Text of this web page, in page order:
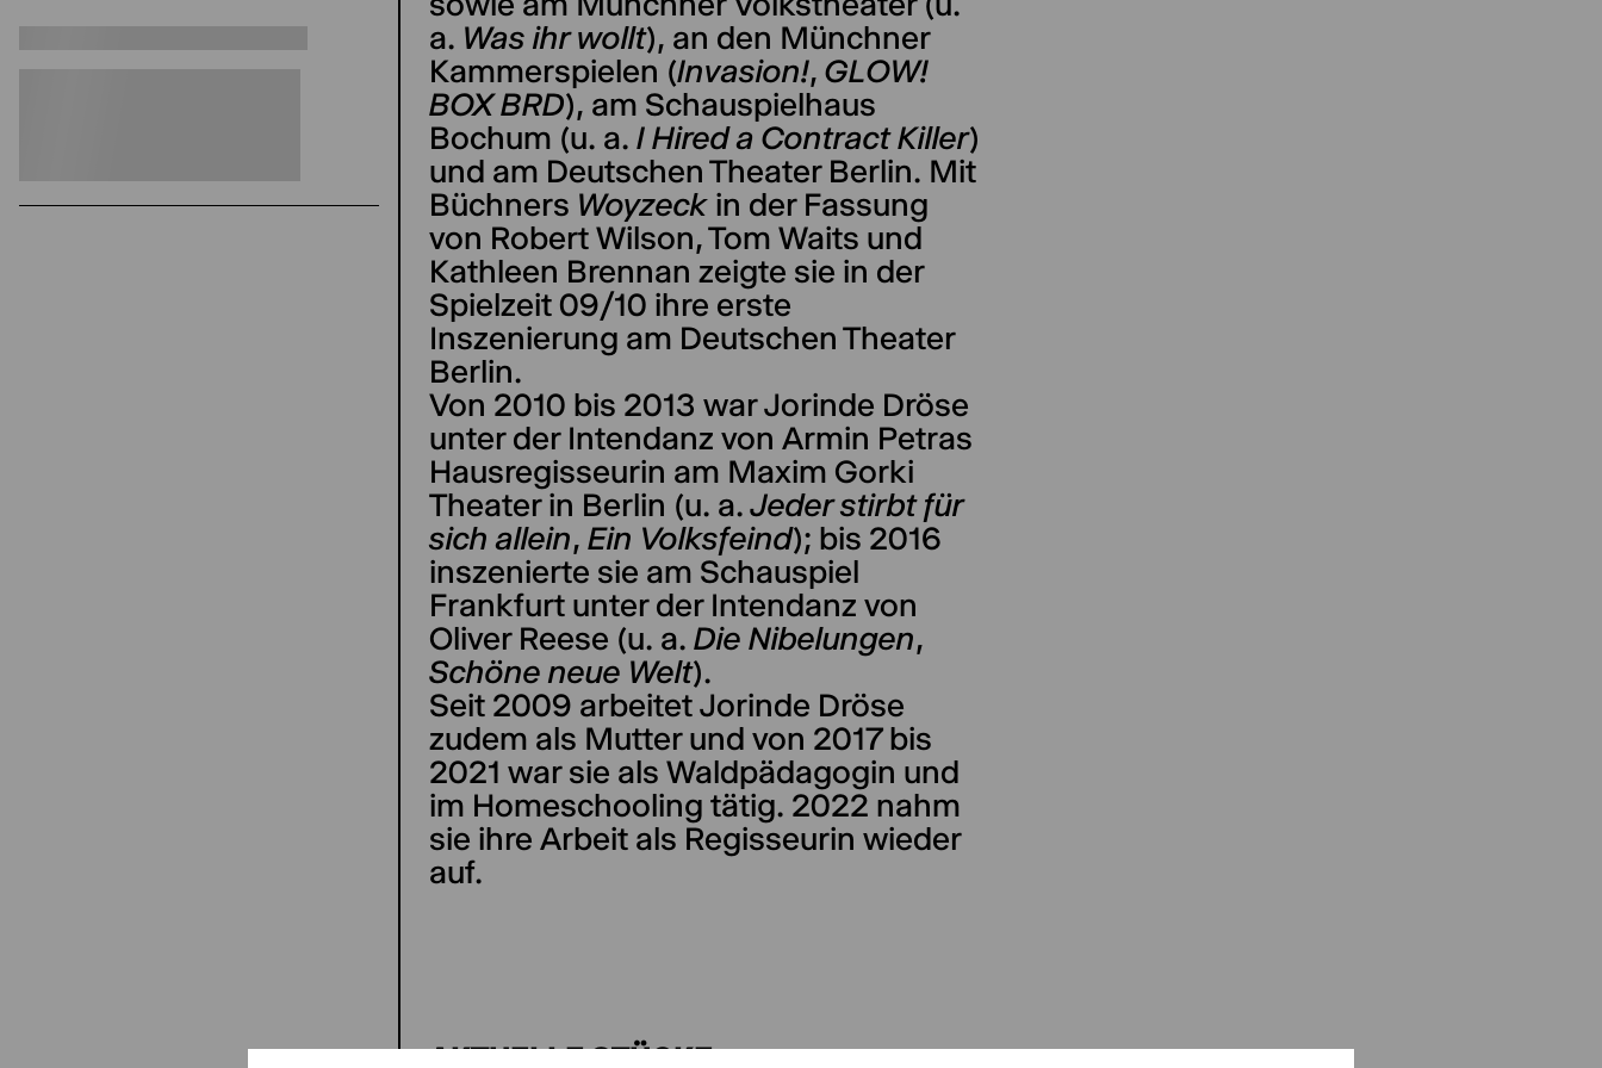
a. Was ihr wollt), an den Münchner
Kammerspielen (Invasion!, GLOW!
BOX BRD), am Schauspielhaus
Bochum (u. a. I Hired a Contract Killer)
und am Deutschen Theater Berlin. Mit
Büchners Woyzeck in der Fassung
von Robert Wilson, Tom Waits und
Kathleen Brennan zeigte sie in der
Spielzeit 09/10 ihre erste
Inszenierung am Deutschen Theater
Berlin.
Von 2010 bis 2013 war Jorinde Dröse
unter der Intendanz von Armin Petras
Hausregisseurin am Maxim Gorki
Theater in Berlin (u. a.Jeder stirbt für
sich allein, Ein Volksfeind); bis 2016
inszenierte sie am Schauspiel
Frankfurt unter der Intendanz von
Oliver Reese (u. a. Die Nibelungen,
Schöne neue Welt).
Seit 2009 arbeitet Jorinde Dröse
zudem als Mutter und von 2017 bis
2021 war sie als Waldpädagogin und
im Homeschooling tätig. 2022 nahm
sie ihre Arbeit als Regisseurin wieder
auf.
AKTUELLE STÜCKE